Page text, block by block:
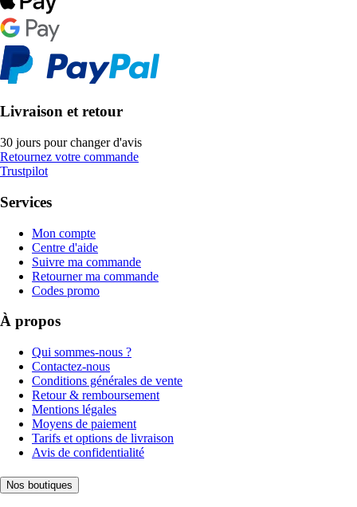
Livraison et retour
30 jours pour changer d'avis
Retournez votre commande
Trustpilot
Services
Mon compte
Centre d'aide
Suivre ma commande
Retourner ma commande
Codes promo
À propos
Qui sommes-nous ?
Contactez-nous
Conditions générales de vente
Retour & remboursement
Mentions légales
Moyens de paiement
Tarifs et options de livraison
Avis de confidentialité
Nos boutiques